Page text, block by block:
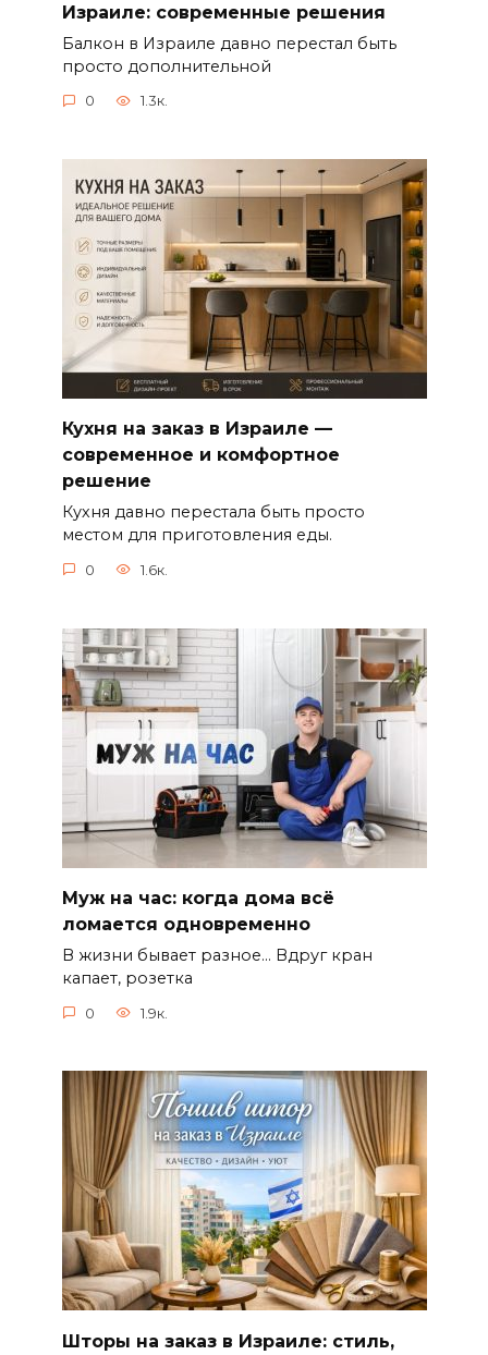
Израиле: современные решения
Балкон в Израиле давно перестал быть
просто дополнительной
0 1.3к.
Кухня на заказ в Израиле —
современное и комфортное
решение
Кухня давно перестала быть просто
местом для приготовления еды.
0 1.6к.
Муж на час: когда дома всё
ломается одновременно
В жизни бывает разное… Вдруг кран
капает, розетка
0 1.9к.
Шторы на заказ в Израиле: стиль,